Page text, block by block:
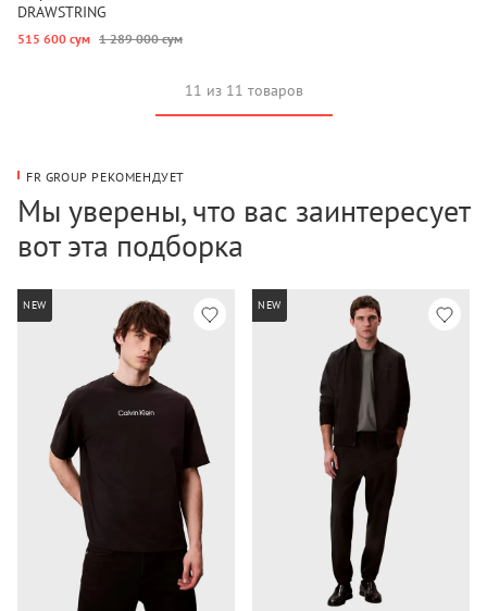
DRAWSTRING
515 600 сум 1 289 000 сум
11 из 11 товаров
FR GROUP РЕКОМЕНДУЕТ
Мы уверены, что вас заинтересует
вот эта подборка
NEW NEW